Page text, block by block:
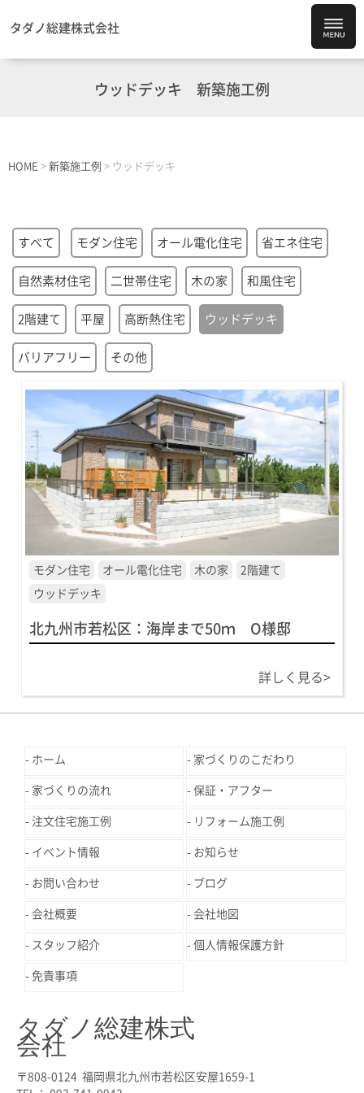
タダノ総建株式会社
ウッドデッキ 新築施工例
HOME > 新築施工例 > ウッドデッキ
すべて モダン住宅 オール電化住宅 省エネ住宅
自然素材住宅 二世帯住宅 木の家 和風住宅
2階建て 平屋 高断熱住宅 ウッドデッキ
バリアフリー その他
モダン住宅 オール電化住宅 木の家 2階建て
ウッドデッキ
北九州市若松区：海岸まで50ｍ O様邸
詳しく見る>
ホーム 家づくりのこだわり
家づくりの流れ 保証・アフター
注文住宅施工例 リフォーム施工例
イベント情報 お知らせ
お問い合わせ ブログ
会社概要 会社地図
スタッフ紹介 個人情報保護方針
免責事項
タダノ総建株式
会社
〒808-0124 福岡県北九州市若松区安屋1659-1